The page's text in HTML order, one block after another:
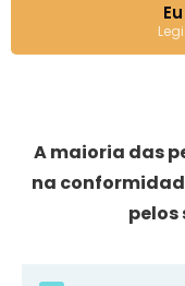
A maioria das
na
pelos